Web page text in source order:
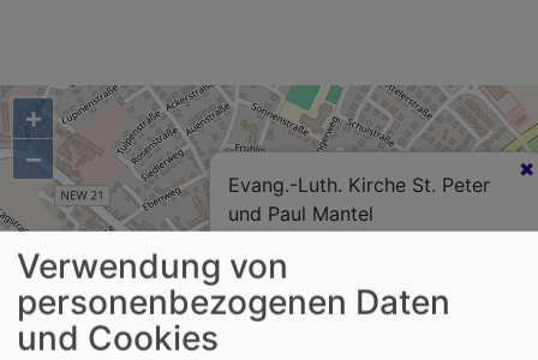
Evang.-Luth. Kirche St. Peter
und Paul Mantel
+
−
Verwendung von
personenbezogenen Daten
und Cookies